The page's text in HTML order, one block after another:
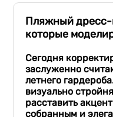
Пляжный дресс-
которые
Сегодня
заслуженно
летнего гардероба
визуально
расставить
собранным и